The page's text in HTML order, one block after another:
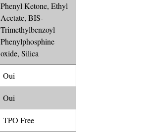
Phenyl Ketone, Ethyl
Acetate, BIS-
Trimethylbenzoyl
Phenylphosphine
oxide, Silica
Oui
Oui
TPO Free